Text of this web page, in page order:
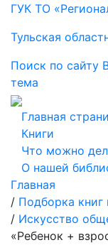
ГУК ТО
Тульская
Поиск по сайту
тема
Главная
Книги
Что можно
О нашей
Главная
/ Подборка
/ Искусство
«Ребенок +